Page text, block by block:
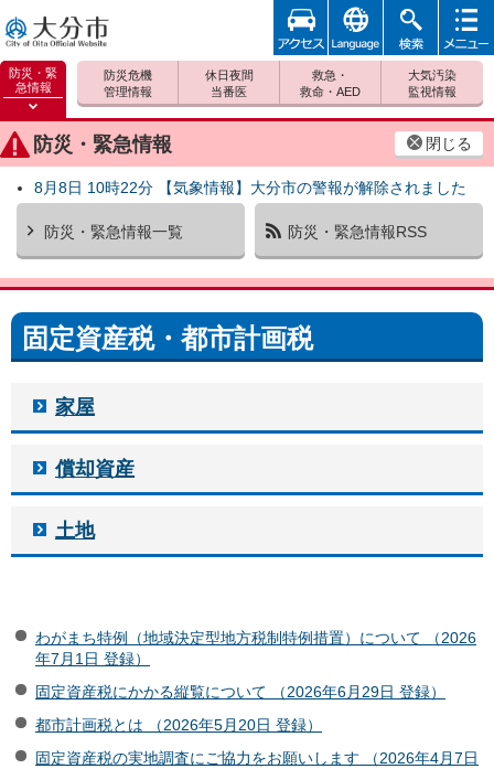
大分市
防災・緊
急情報
防災緊
急情報
を開く
防災・緊急情報 閉じる
8月8日 10時22分 【気象情報】大分市の警報が解除されました
防災・緊急情報一覧 防災・緊急情報RSS
防災危機
管理情報
休日夜間
当番医
救急・
救命・AED
大気汚染
監視情報
アクセ
ス
foreign 検索
メニュ
固定資産税・都市計画税
家屋
償却資産
土地
わがまち特例（地域決定型地方税制特例措置）について （2026
年7月1日 登録）
固定資産税にかかる縦覧について （2026年6月29日 登録）
都市計画税とは （2026年5月20日 登録）
固定資産税の実地調査にご協力をお願いします （2026年4月7日